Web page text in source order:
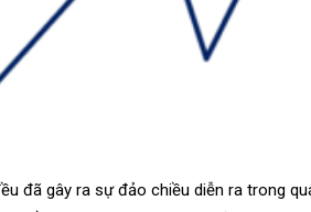
đã gây ra sự đảo chiều diễn ra trong